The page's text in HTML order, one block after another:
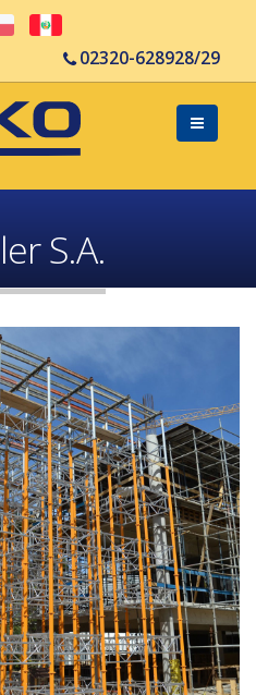
02320-628928/29
S.A.